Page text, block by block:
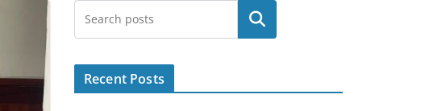
Search
Recent Posts